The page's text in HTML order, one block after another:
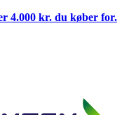
4.000 kr. du køber for.